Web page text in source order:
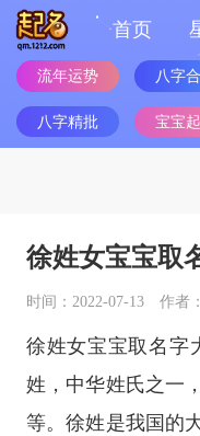
首页
流年运势 八字
八字精批 宝宝
徐姓女宝宝取
时间：2022-07-13 作者
徐姓女宝宝取名字
姓，中华姓氏之一
等。徐姓是我国的